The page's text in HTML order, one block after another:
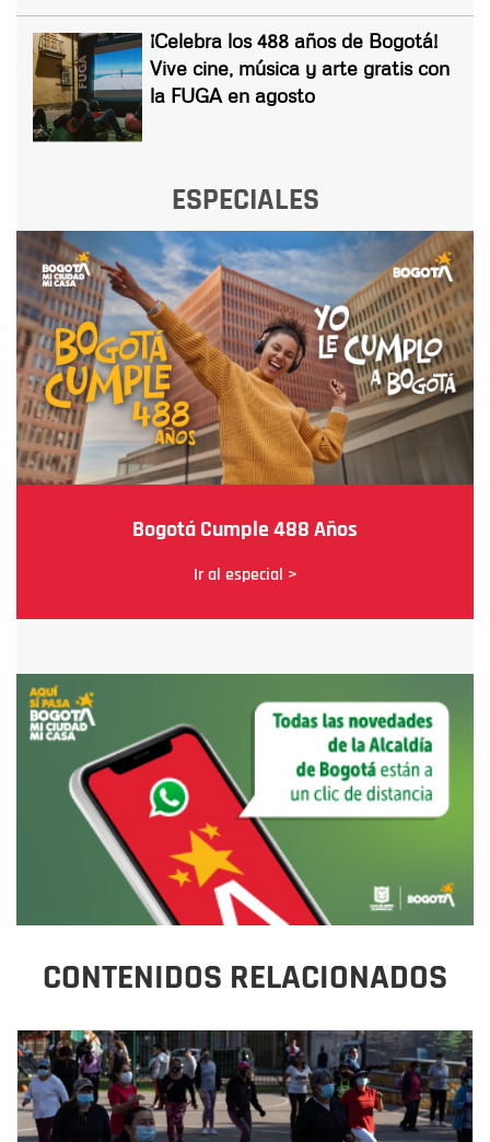
¡Celebra los 488 años de Bogotá!
Vive cine, música y arte gratis con
la FUGA en agosto
ESPECIALES
Bogotá Cumple 488 Años
Ir al especial >
CONTENIDOS RELACIONADOS